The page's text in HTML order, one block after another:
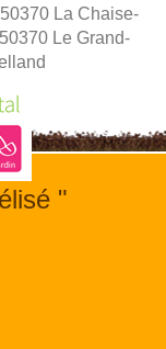
La Chaise-
Le Grand-
"